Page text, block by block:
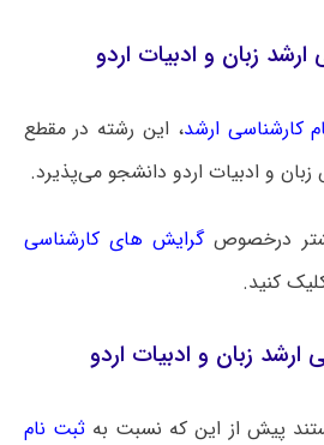
زبان و ادبیات اردو
کارشناسی ارشد، این رشته در مقطع
و ادبیات اردو دانشجو می‌پذیرد.
درخصوصگرایش های کارشناسی
کنید.
ارشد زبان و ادبیات اردو
پیش از این که نسبت به ثبت نام